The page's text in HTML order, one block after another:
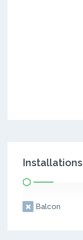
Installations
Balcon